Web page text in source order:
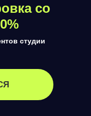
студии
со